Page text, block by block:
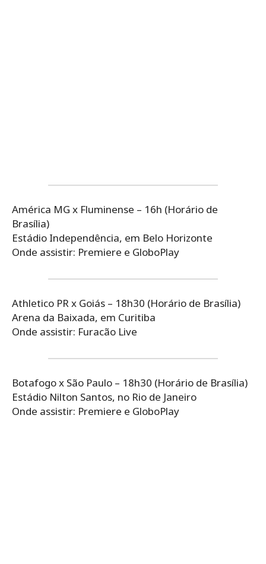
América MG x Fluminense – 16h (Horário de
Brasília)
Estádio Independência, em Belo Horizonte
Onde assistir: Premiere e GloboPlay
Athletico PR x Goiás – 18h30 (Horário de Brasília)
Arena da Baixada, em Curitiba
Onde assistir: Furacão Live
Botafogo x São Paulo – 18h30 (Horário de Brasília)
Estádio Nilton Santos, no Rio de Janeiro
Onde assistir: Premiere e GloboPlay